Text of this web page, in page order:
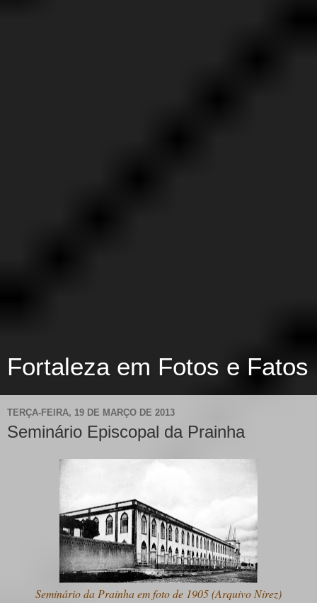
Fortaleza em Fotos e Fatos
TERÇA-FEIRA, 19 DE MARÇO DE 2013
Seminário Episcopal da Prainha
Seminário da Prainha em foto de 1905 (Arquivo Nirez)